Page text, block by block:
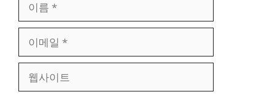
일